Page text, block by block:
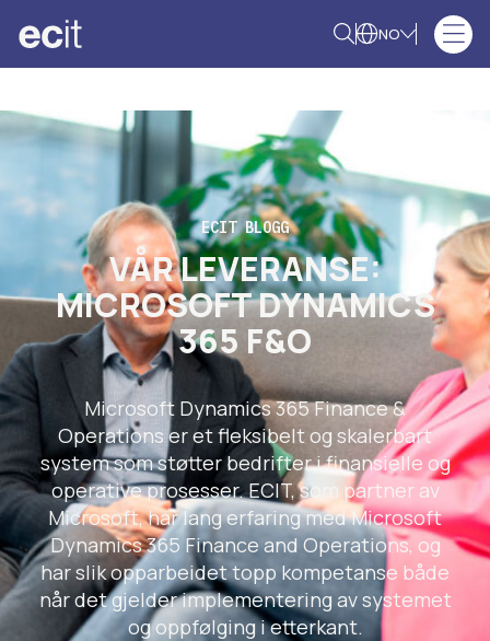
NO
ECIT BLOGG
VÅR LEVERANSE:
MICROSOFT DYNAMICS
365 F&O
Microsoft Dynamics 365 Finance &
Operations er et fleksibelt og skalerbart
system som støtter bedrifter i finansielle og
operative prosesser. ECIT, som partner av
Microsoft, har lang erfaring med Microsoft
Dynamics 365 Finance and Operations, og
har slik opparbeidet topp kompetanse både
når det gjelder implementering av systemet
og oppfølging i etterkant.